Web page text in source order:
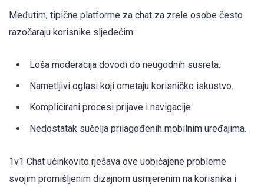
Međutim, tipične platforme za chat za zrele osobe često
razočaraju korisnike sljedećim:
Loša moderacija dovodi do neugodnih susreta.
Nametljivi oglasi koji ometaju korisničko iskustvo.
Komplicirani procesi prijave i navigacije.
Nedostatak sučelja prilagođenih mobilnim uređajima.
1v1 Chat učinkovito rješava ove uobičajene probleme
svojim promišljenim dizajnom usmjerenim na korisnika i